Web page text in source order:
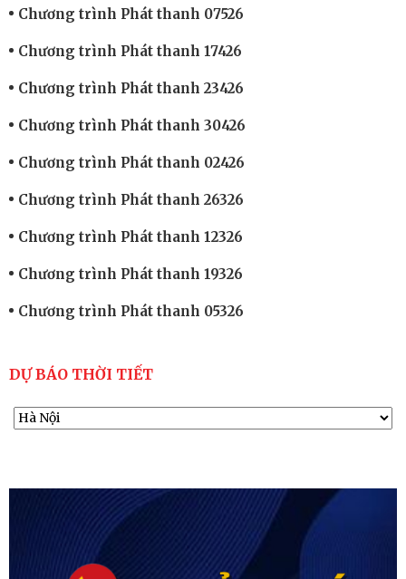
Chương trình Phát thanh 07526
Chương trình Phát thanh 17426
Chương trình Phát thanh 23426
Chương trình Phát thanh 30426
Chương trình Phát thanh 02426
Chương trình Phát thanh 26326
Chương trình Phát thanh 12326
Chương trình Phát thanh 19326
Chương trình Phát thanh 05326
DỰ BÁO THỜI TIẾT